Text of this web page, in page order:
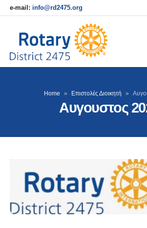
e-mail: info@rd2475.org
Home » Επιστολές Διοικητή »
Αυγουστος